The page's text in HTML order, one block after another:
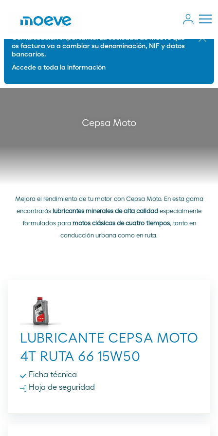
Comunicación importante: La sociedad de Moeve que
os factura va a cambiar su denominación, NIF y datos
bancarios.
Accede a toda la información
Cerrar
Cepsa Moto
Mejora el rendimiento de tu motor con Cepsa Moto. En esta gama
encontrarás lubricantes minerales de alta calidad especialmente
formulados para motos clásicas de cuatro tiempos, tanto en
conducción urbana como en ruta.
LUBRICANTE CEPSA MOTO
4T RUTA 66 15W50
Ficha técnica
Hoja de seguridad